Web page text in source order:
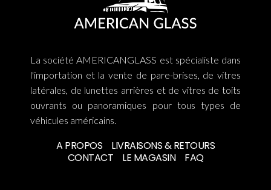
La société AMERICANGLASS est spécialiste dans
l'importation et la vente de pare-brises, de vitres
latérales, de lunettes arrières et de vitres de toits
ouvrants ou panoramiques pour tous types de
véhicules américains.
A PROPOS
LIVRAISONS & RETOURS
CONTACT
LE MAGASIN FAQ